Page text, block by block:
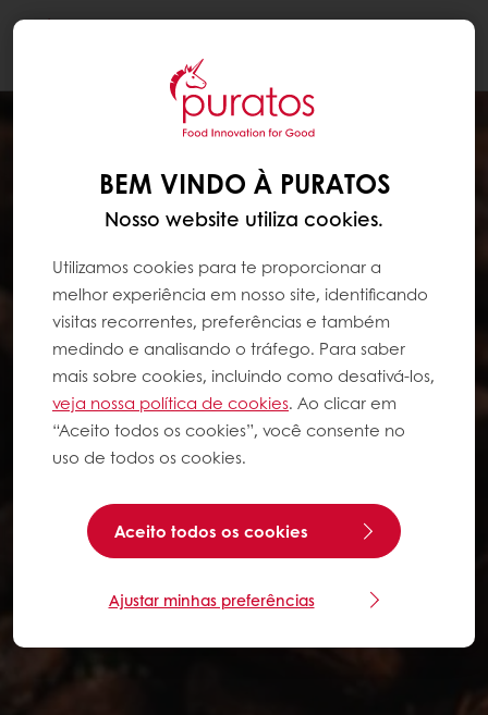
BEM VINDO À PURATOS
Nosso website utiliza cookies.
Utilizamos cookies para te proporcionar a
melhor experiência em nosso site, identificando
visitas recorrentes, preferências e também
medindo e analisando o tráfego. Para saber
mais sobre cookies, incluindo como desativá-los,
veja nossa política de cookies. Ao clicar em
“Aceito todos os cookies”, você consente no
uso de todos os cookies.
Aceito todos os cookies
Ajustar minhas preferências